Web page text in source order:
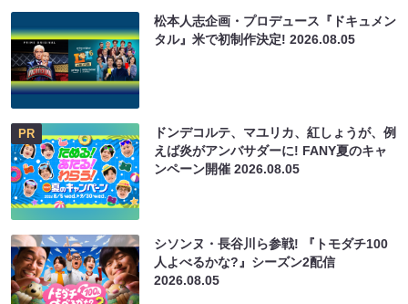
松本人志企画・プロデュース『ドキュメン
タル』米で初制作決定!2026.08.05
PR
ドンデコルテ、マユリカ、紅しょうが、例
えば炎がアンバサダーに! FANY夏のキャ
ンペーン開催2026.08.05
シソンヌ・長谷川ら参戦! 『トモダチ100
人よべるかな?』シーズン2配信
2026.08.05